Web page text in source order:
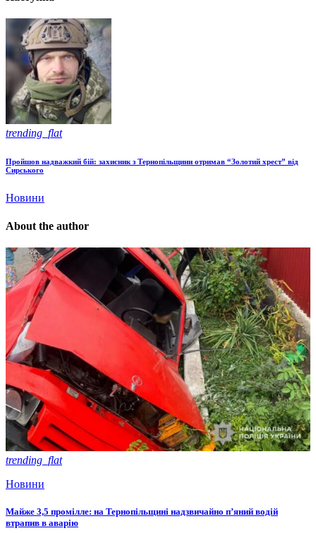
trending_flat
Пройшов надважкий бій: захисник з Тернопільщини отримав “Золотий хрест” від
Сирського
Новини
About the author
trending_flat
Новини
Майже 3,5 промілле: на Тернопільщині надзвичайно п’яний водій
втрапив в аварію